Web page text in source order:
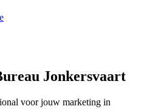
Jonkersvaart
voor jouw marketing in